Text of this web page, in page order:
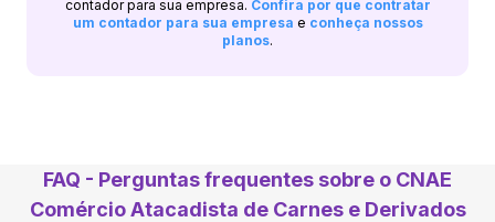
contador para sua empresa. Confira por que contratar
um contador para sua empresa e conheça nossos
planos.
FAQ - Perguntas frequentes sobre o CNAE
Comércio Atacadista de Carnes e Derivados